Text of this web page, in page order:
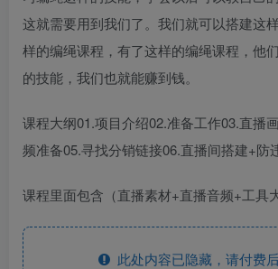
这就需要用到我们了。我们就可以搭建这
样的编绳课程，有了这样的编绳课程，他
的技能，我们也就能赚到钱。
课程大纲01.项目介绍02.准备工作03.直播
频准备05.寻找分销链接06.直播间搭建+防
课程里面包含（直播素材+直播音频+工具大
此处内容已隐藏，请付费